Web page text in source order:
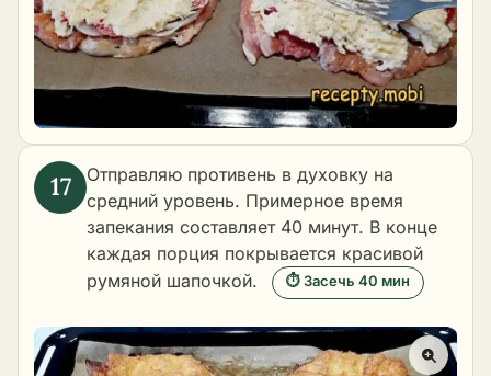
Отправляю противень в духовку на
средний уровень. Примерное время
запекания составляет 40 минут. В конце
каждая порция покрывается красивой
румяной шапочкой.
⏱ Засечь 40 мин